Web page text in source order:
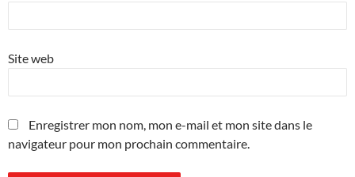
Site web
Enregistrer mon nom, mon e-mail et mon site dans le
navigateur pour mon prochain commentaire.